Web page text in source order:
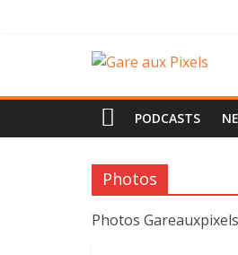
Gare
aux
Pixels
pixel
PODCASTS
Photos
Photos